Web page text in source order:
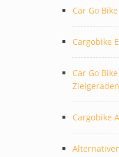
Car Go
Cargobike
Car Go
Cargobike